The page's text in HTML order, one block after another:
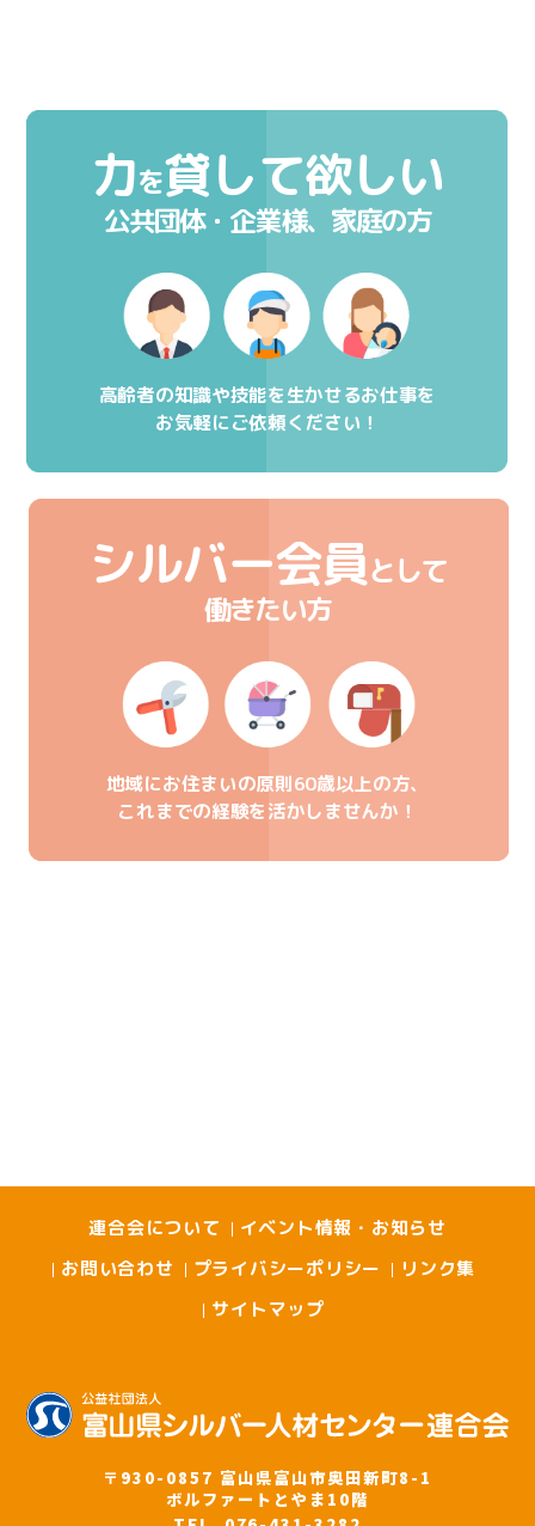
力を貸して欲しい
公共団体・企業様、家庭の方
高齢者の知識や技能を生かせるお仕事を
お気軽にご依頼ください！
シルバー会員として
働きたい方
地域にお住まいの原則60歳以上の方、
これまでの経験を活かしませんか！
連合会について
イベント情報・お知らせ
お問い合わせ
プライバシーポリシー
リンク集
サイトマップ
〒930-0857 富山県富山市奥田新町8-1
ボルファートとやま10階